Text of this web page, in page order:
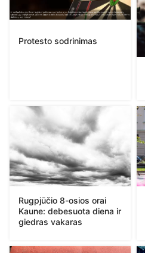
Protesto sodrinimas
Rugpjūčio 8-osios orai
Kaune: debesuota diena ir
giedras vakaras